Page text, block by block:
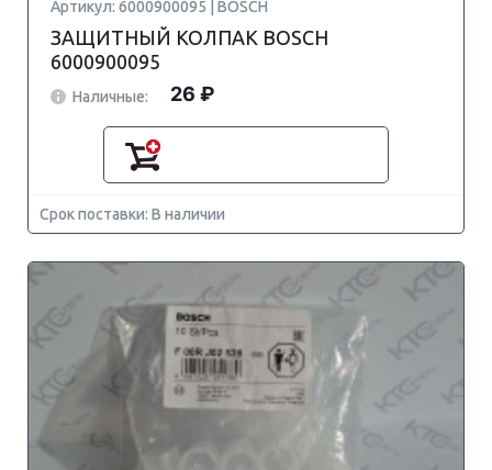
Артикул: 6000900095 | BOSCH
ЗАЩИТНЫЙ КОЛПАК BOSCH
6000900095
Наличные: 26 ₽
Срок поставки: В наличии